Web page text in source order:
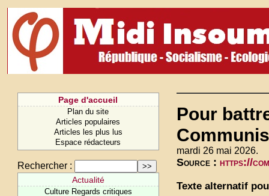
Page d'accueil
Plan du site
Articles populaires
Articles les plus lus
Espace rédacteurs
Rechercher :
Actualité
Culture Regards critiques
Pour
mardi 26 mai 2026.
Source : https://
Texte alternatif